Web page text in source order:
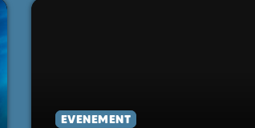
EVENEMENT